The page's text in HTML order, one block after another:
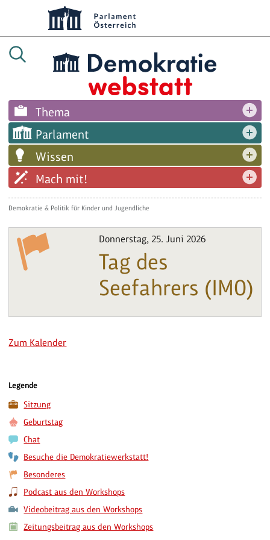
Thema
Parlament
Wissen
Mach mit!
Demokratie & Politik für Kinder und Jugendliche
Donnerstag, 25. Juni 2026
Tag des
Seefahrers (IMO)
Zum Kalender
Legende
Sitzung
Geburtstag
Chat
Besuche die Demokratiewerkstatt!
Besonderes
Podcast aus den Workshops
Videobeitrag aus den Workshops
Zeitungsbeitrag aus den Workshops